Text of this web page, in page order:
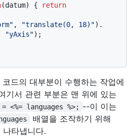
(datum) {
return
, "translate(0, 18)").
"yAxis");
드의 대부분이 수행하는 작업에
기서 관련 부분은 맨 위에 있는
<%= languages %>; --이 이는
배열을 조작하기 위해
나타냅니다.